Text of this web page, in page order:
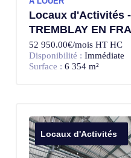
Locaux d'Activités -
TREMBLAY EN
52 950.00€/mois HT HC
Disponibilité : Immédiate
Surface : 6 354 m²
Locaux d'Activités